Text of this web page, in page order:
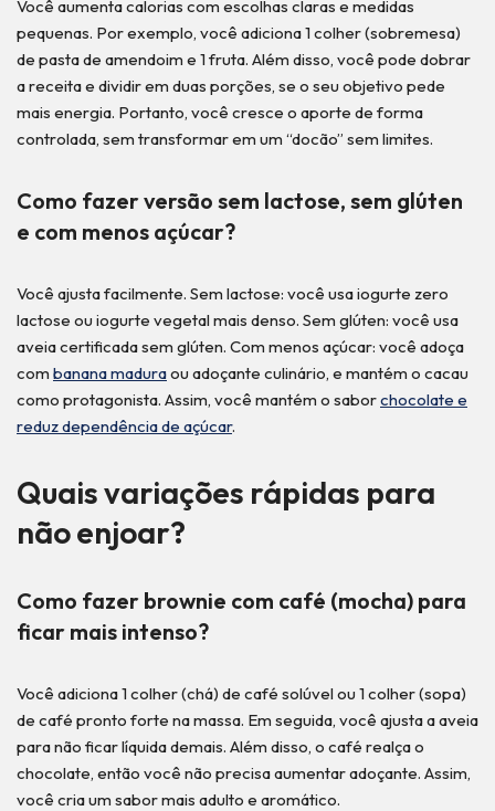
Você aumenta calorias com escolhas claras e medidas
pequenas. Por exemplo, você adiciona 1 colher (sobremesa)
de pasta de amendoim e 1 fruta. Além disso, você pode dobrar
a receita e dividir em duas porções, se o seu objetivo pede
mais energia. Portanto, você cresce o aporte de forma
controlada, sem transformar em um “docão” sem limites.
Como fazer versão sem lactose, sem glúten
e com menos açúcar?
Você ajusta facilmente. Sem lactose: você usa iogurte zero
lactose ou iogurte vegetal mais denso. Sem glúten: você usa
aveia certificada sem glúten. Com menos açúcar: você adoça
com banana maduraou adoçante culinário, e mantém o cacau
como protagonista. Assim, você mantém o saborchocolate e
reduz dependência de açúcar.
Quais variações rápidas para
não enjoar?
Como fazer brownie com café (mocha) para
ficar mais intenso?
Você adiciona 1 colher (chá) de café solúvel ou 1 colher (sopa)
de café pronto forte na massa. Em seguida, você ajusta a aveia
para não ficar líquida demais. Além disso, o café realça o
chocolate, então você não precisa aumentar adoçante. Assim,
você cria um sabor mais adulto e aromático.